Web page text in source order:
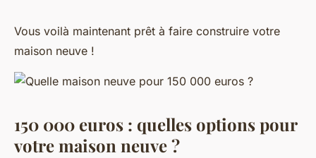
Vous voilà maintenant prêt à faire construire votre
maison neuve !
150 000 euros : quelles options pour
votre maison neuve ?